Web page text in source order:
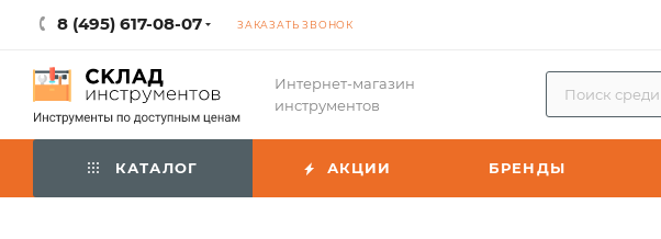
8 (495) 617-08-07 ЗАКАЗАТЬ ЗВОНОК
Интернет-магазин
инструментов
КАТАЛОГ АКЦИИ БРЕНДЫ